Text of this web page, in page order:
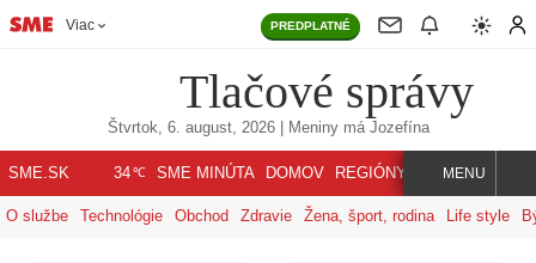
Viac PREDPLATNÉ
Tlačové správy
Štvrtok, 6. august, 2026| Meniny má Jozefína
SME.SK 34℃ SME MINÚTA DOMOV REGIÓNY INDEX SVET
MENU
O službe Technológie Obchod Zdravie Žena, šport, rodina Life style